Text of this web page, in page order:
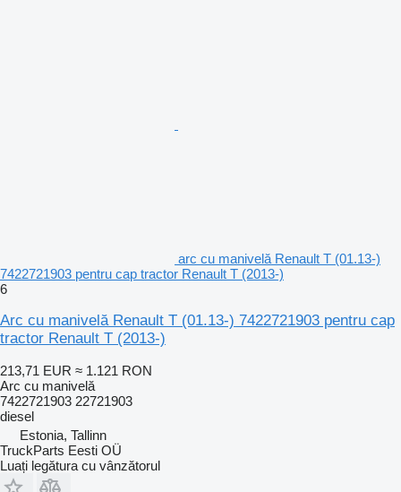
arc cu manivelă Renault T (01.13-)
7422721903 pentru cap tractor Renault T (2013-)
6
Arc cu manivelă Renault T (01.13-) 7422721903 pentru cap
tractor Renault T (2013-)
213,71 EUR ≈ 1.121 RON
Arc cu manivelă
7422721903 22721903
diesel
Estonia, Tallinn
TruckParts Eesti OÜ
Luați legătura cu vânzătorul